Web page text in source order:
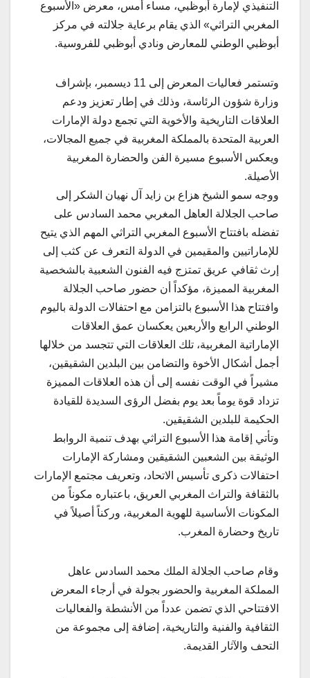
التنفيذي لإمارة أبوظبي، مساء أمس، معرض «الأسبوع
المغربي التراثي» الذي يقام برعاية جلالته في مركز
أبوظبي الوطني للمعارض ونادي أبوظبي للفروسية.
وتستمر فعاليات المعرض إلى 11 ديسمبر، بإشراف
وزارة شؤون الرئاسة، وذلك في إطار تعزيز ودعم
العلاقات التاريخية والأخوية التي تجمع دولة الإمارات
العربية المتحدة بالمملكة المغربية في جميع المجالات،
ويعكس الأسبوع مسيرة الفن والحضارة المغربية
الأصيلة.
ووجه سمو الشيخ هزاع بن زايد آل نهيان الشكر إلى
صاحب الجلالة العاهل المغربي محمد السادس على
تفضله بافتتاح الأسبوع المغربي التراثي المهم الذي يتيح
للإماراتيين والمقيمين في الدولة التعرف عن كثب إلى
إرث ثقافي عريق تمتزج فيه الفنون الشعبية بالشخصية
المغربية المميزة، مؤكداً أن حضور صاحب الجلالة
وافتتاح هذا الأسبوع بالتزامن مع احتفالات الدولة باليوم
الوطني الرابع والأربعين يعكسان عمق العلاقات
الإماراتية المغربية، تلك العلاقات التي تتجسد من خلالها
أجمل أشكال الأخوة والتضامن بين البلدين الشقيقين،
مشيراً في الوقت نفسه إلى أن هذه العلاقات المميزة
تزداد قوة يوماً بعد يوم بفضل الرؤى السديدة للقيادة
الحكيمة للبلدين الشقيقين.
وتأتي إقامة هذا الأسبوع التراثي بهدف تنمية الروابط
الوثيقة بين الشعبين الشقيقين ومشاركة الإمارات
احتفالات ذكرى تأسيس الاتحاد، وتعريف مجتمع الإمارات
بالثقافة والتراث المغربي العريق، باعتباره مكوناً من
المكونات الأساسية للهوية المغربية، وركناً أصيلاً في
تاريخ وحضارة المغرب.
وقام صاحب الجلالة الملك محمد السادس عاهل
المملكة المغربية والحضور بجولة في أرجاء المعرض
الافتتاحي الذي تضمن عدداً من الأنشطة والفعاليات
الثقافية والفنية والتاريخية، إضافة إلى مجموعة من
التحف والآثار القديمة.